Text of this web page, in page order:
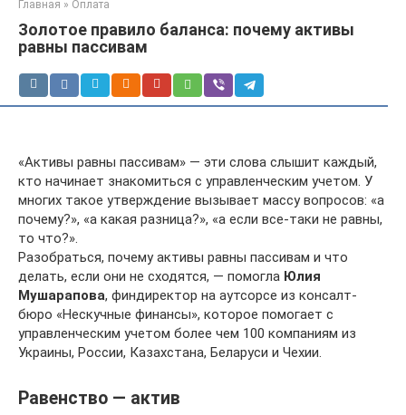
Главная » Оплата
Золотое правило баланса: почему активы
равны пассивам
«Активы равны пассивам» — эти слова слышит каждый,
кто начинает знакомиться с управленческим учетом. У
многих такое утверждение вызывает массу вопросов: «а
почему?», «а какая разница?», «а если все-таки не равны,
то что?».
Разобраться, почему активы равны пассивам и что
делать, если они не сходятся, — помогла Юлия
Мушарапова, финдиректор на аутсорсе из консалт-
бюро «Нескучные финансы», которое помогает с
управленческим учетом более чем 100 компаниям из
Украины, России, Казахстана, Беларуси и Чехии.
Равенство — актив